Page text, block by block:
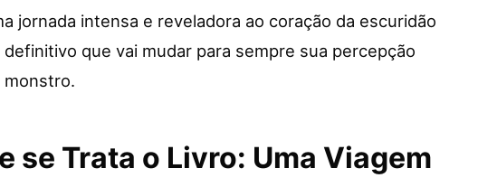
jornada intensa e reveladora ao coração da escuridão
que vai mudar para sempre sua percepção
monstro.
se Trata o Livro: Uma Viagem